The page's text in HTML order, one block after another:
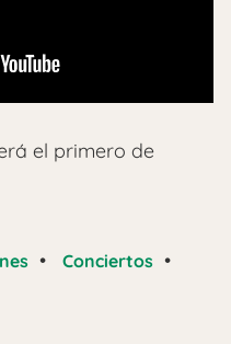
el primero de
• Conciertos •